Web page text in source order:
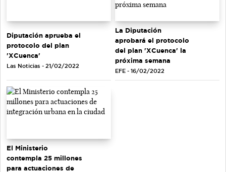
Diputación aprueba el
protocolo del plan
'XCuenca'
Las Noticias - 21/02/2022
La Diputación
aprobará el protocolo
del plan 'XCuenca' la
próxima semana
EFE - 16/02/2022
El Ministerio
contempla 25 millones
para actuaciones de